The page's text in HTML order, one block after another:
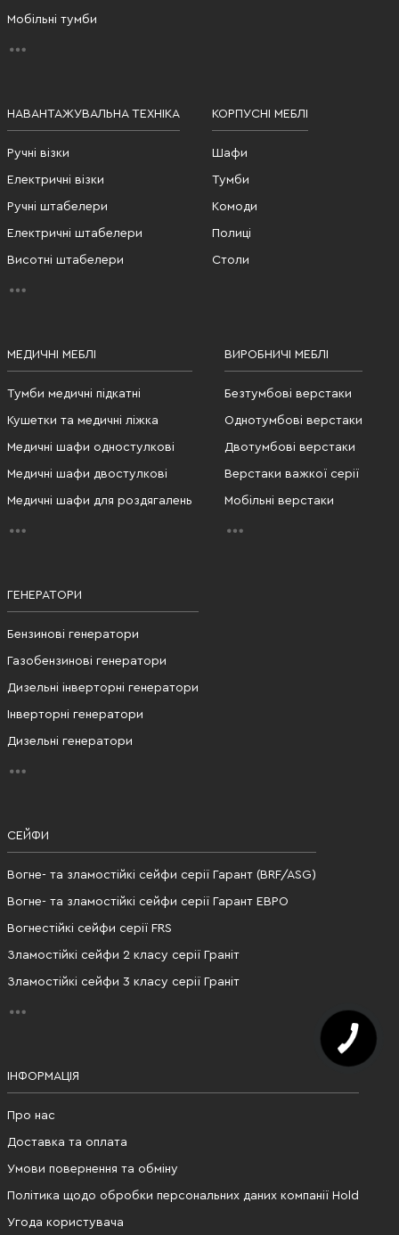
Мобільні тумби
НАВАНТАЖУВАЛЬНА ТЕХНІКА
Ручні візки
Електричні візки
Ручні штабелери
Електричні штабелери
Висотні штабелери
КОРПУСНІ МЕБЛІ
Шафи
Тумби
Комоди
Полиці
Столи
МЕДИЧНІ МЕБЛІ
Тумби медичні підкатні
Кушетки та медичні ліжка
Медичні шафи одностулкові
Медичні шафи двостулкові
Медичні шафи для роздягалень
ВИРОБНИЧІ МЕБЛІ
Безтумбові верстаки
Однотумбові верстаки
Двотумбові верстаки
Верстаки важкої серії
Мобільні верстаки
ГЕНЕРАТОРИ
Бензинові генератори
Газобензинові генератори
Дизельні інверторні генератори
Інверторні генератори
Дизельні генератори
СЕЙФИ
Вогне- та зламостійкі сейфи серії Гарант (BRF/ASG)
Вогне- та зламостійкі сейфи серії Гарант ЕВРО
Вогнестійкі сейфи серії FRS
Зламостійкі сейфи 2 класу серії Граніт
Зламостійкі сейфи 3 класу серії Граніт
ІНФОРМАЦІЯ
Про нас
Доставка та оплата
Умови повернення та обміну
Політика щодо обробки персональних даних компанії Hold
Угода користувача